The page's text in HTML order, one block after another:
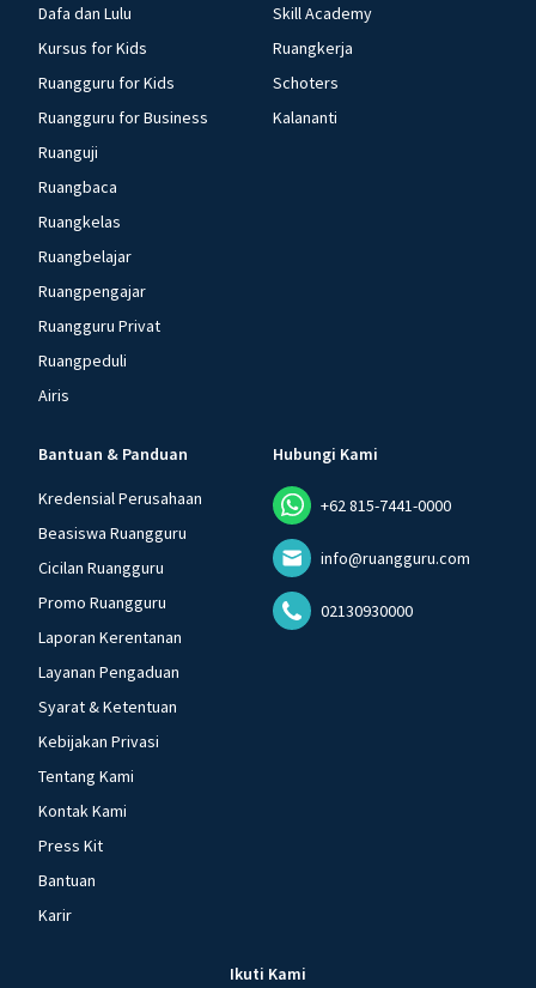
Dafa dan Lulu
Kursus for Kids
Ruangguru for Kids
Ruangguru for Business
Ruanguji
Ruangbaca
Ruangkelas
Ruangbelajar
Ruangpengajar
Ruangguru Privat
Ruangpeduli
Airis
Skill Academy
Ruangkerja
Schoters
Kalananti
Bantuan & Panduan
Kredensial Perusahaan
Beasiswa Ruangguru
Cicilan Ruangguru
Promo Ruangguru
Laporan Kerentanan
Layanan Pengaduan
Syarat & Ketentuan
Kebijakan Privasi
Tentang Kami
Kontak Kami
Press Kit
Bantuan
Karir
Hubungi Kami
+62 815-7441-0000
info@ruangguru.com
02130930000
Ikuti Kami